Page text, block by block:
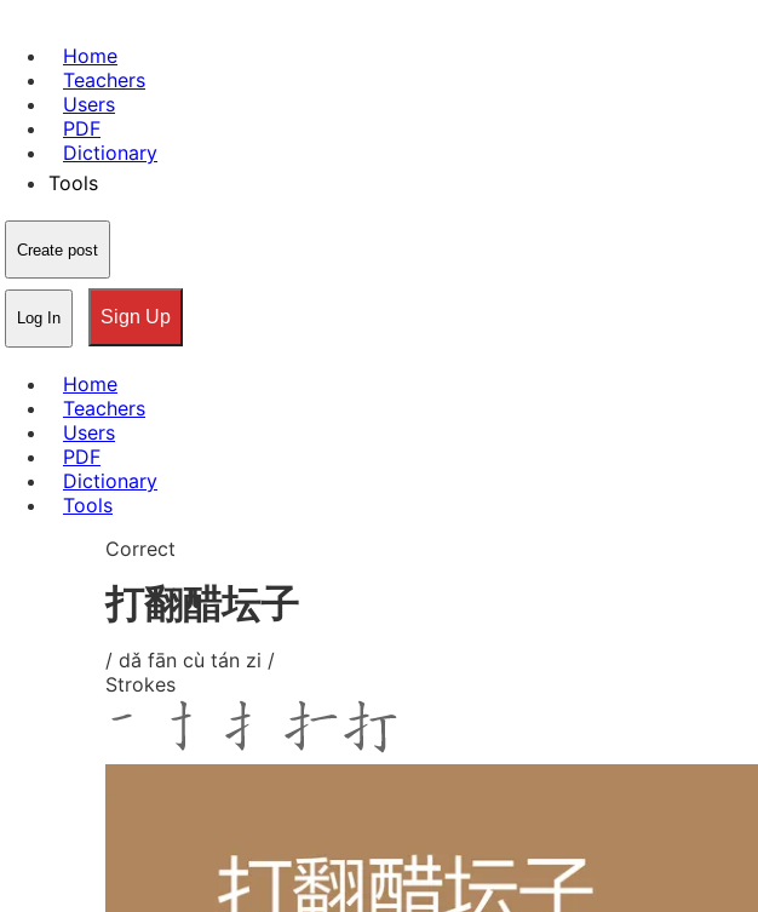
Home
Teachers
Users
PDF
Dictionary
Tools
Create post
Log In Sign Up
Home
Teachers
Users
PDF
Dictionary
Tools
Correct
打翻醋坛子
/ dǎ fān cù tán zi /
Strokes